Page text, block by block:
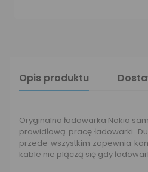
Opis produktu
Oryginalna ładowarka Nokia
prawidłową pracę ładowarki.
przede wszystkim zapewnia
kable nie plączą się gdy